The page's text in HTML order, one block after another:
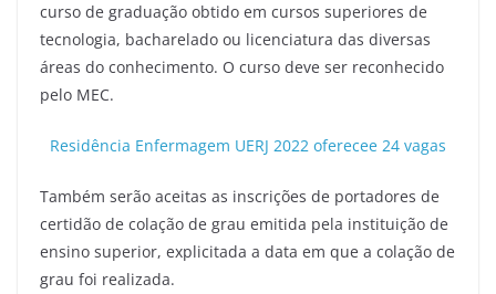
curso de graduação obtido em cursos superiores de
tecnologia, bacharelado ou licenciatura das diversas
áreas do conhecimento. O curso deve ser reconhecido
pelo MEC.
Residência Enfermagem UERJ 2022 oferecee 24 vagas
Também serão aceitas as inscrições de portadores de
certidão de colação de grau emitida pela instituição de
ensino superior, explicitada a data em que a colação de
grau foi realizada.